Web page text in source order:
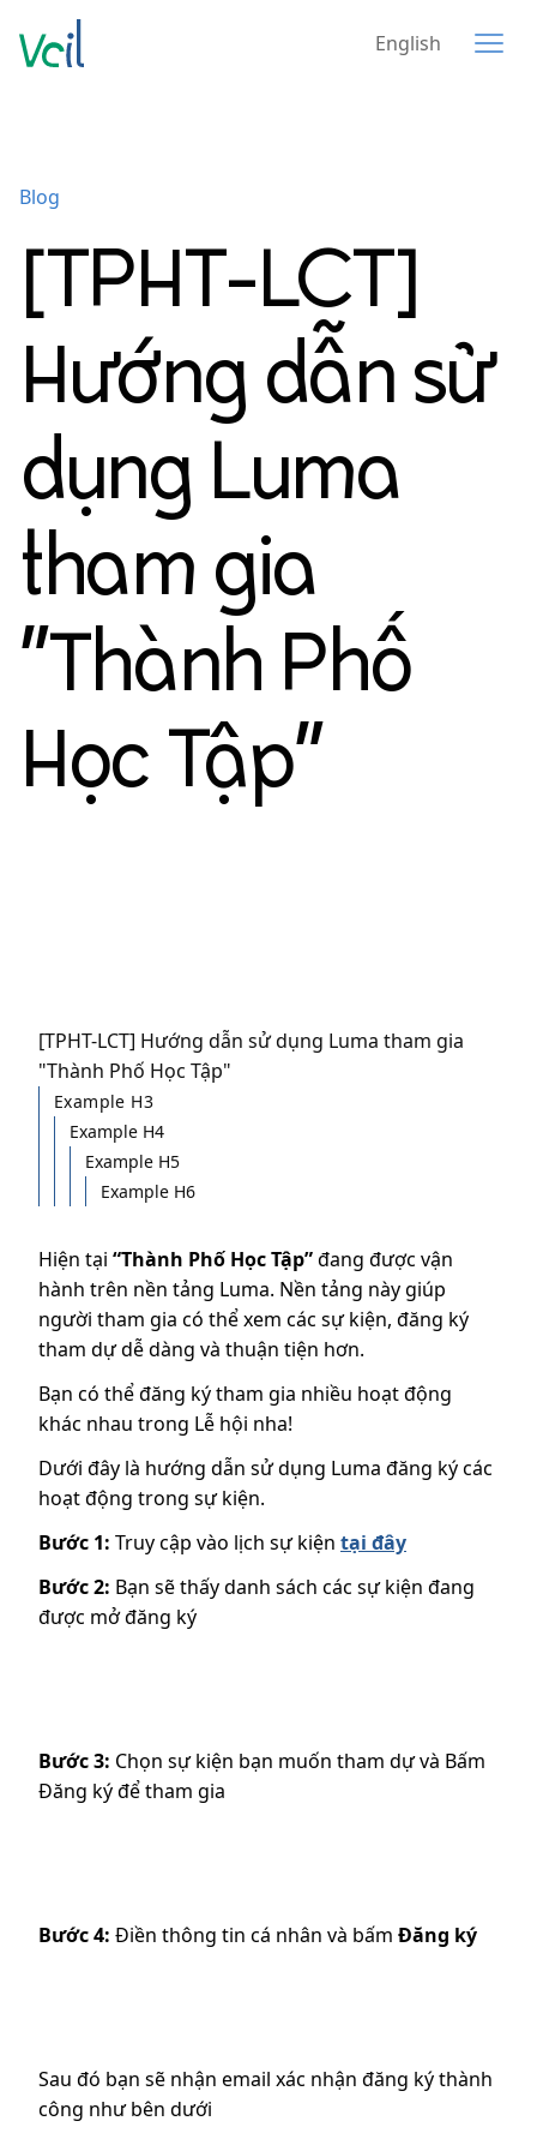
English
Blog
[TPHT-LCT]
Hướng dẫn sử
dụng Luma
tham gia
"Thành Phố
Học Tập"
[TPHT-LCT] Hướng dẫn sử dụng Luma tham gia
"Thành Phố Học Tập"
Example H3
Example H4
Example H5
Example H6
Hiện tại “Thành Phố Học Tập”đang được vận
hành trên nền tảng Luma. Nền tảng này giúp
người tham gia có thể xem các sự kiện, đăng ký
tham dự dễ dàng và thuận tiện hơn.
Bạn có thể đăng ký tham gia nhiều hoạt động
khác nhau trong Lễ hội nha!
Dưới đây là hướng dẫn sử dụng Luma đăng ký các
hoạt động trong sự kiện.
Bước 1: Truy cập vào lịch sự kiện tại đây
Bước 2: Bạn sẽ thấy danh sách các sự kiện đang
được mở đăng ký
Bước 3: Chọn sự kiện bạn muốn tham dự và Bấm
Đăng ký để tham gia
Bước 4: Điền thông tin cá nhân và bấm Đăng ký
Sau đó bạn sẽ nhận email xác nhận đăng ký thành
công như bên dưới